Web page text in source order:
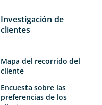
Investigación de
clientes
Mapa del recorrido del
cliente
Encuesta sobre las
preferencias de los